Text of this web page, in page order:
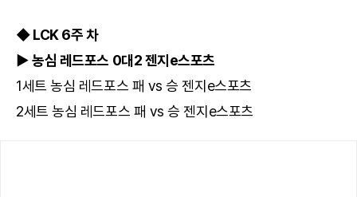
◆ LCK 6주 차
▶ 농심 레드포스 0대2 젠지e스포츠
1세트 농심 레드포스 패 vs 승 젠지e스포츠
2세트 농심 레드포스 패 vs 승 젠지e스포츠